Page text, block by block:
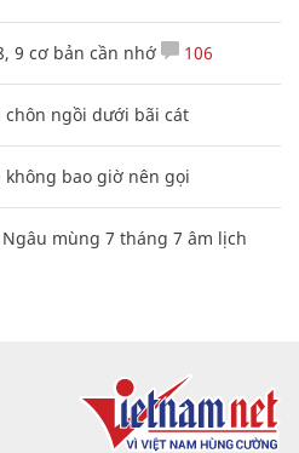
9 cơ bản cần nhớ 106
ngồi dưới bãi cát
bao giờ nên gọi
mùng 7 tháng 7 âm lịch